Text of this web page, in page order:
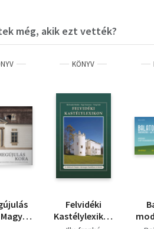
még, akik ezt vették?
KÖNYV
Felvidéki
Kastélylexikon